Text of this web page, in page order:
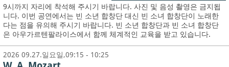
9시까지 자리에 착석해 주시기 바랍니다. 사진 및 음성 촬영은 금지됩
니다. 이번 공연에서는 빈 소년 합창단 대신 빈 소녀 합창단이 노래한
다는 점을 유의해 주시기 바랍니다. 빈 소년 합창단과 빈 소녀 합창단
은 아우가르텐팔라이스에서 함께 체계적인 교육을 받고 있습니다.
2026 09.27.일요일,09:15 - 10:25